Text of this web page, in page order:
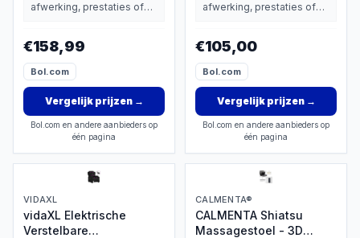
afwerking, prestaties of
€158,99
Bol.com
Vergelijk prijzen→
Bol.com en andere aanbieders op
één pagina
afwerking, prestaties of
€105,00
Bol.com
Vergelijk prijzen→
Bol.com en andere aanbieders op
één pagina
VIDAXL
vidaXL Elektrische
Verstelbare
CALMENTA®
CALMENTA Shiatsu
Massagestoel - 3D